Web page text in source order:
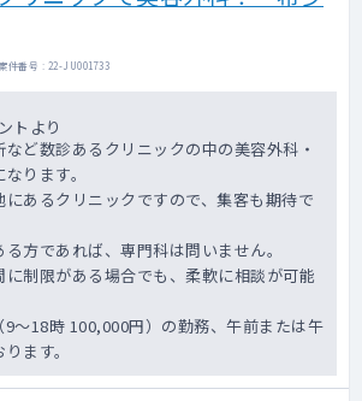
件番号 : 22-JU001733
トより
など数診あるクリニックの中の美容外科・
ります。
にあるクリニックですので、集客も期待で
方であれば、専門科は問いません。
に制限がある場合でも、柔軟に相談が可能
9～18時 100,000円）の勤務、午前または午
ます。